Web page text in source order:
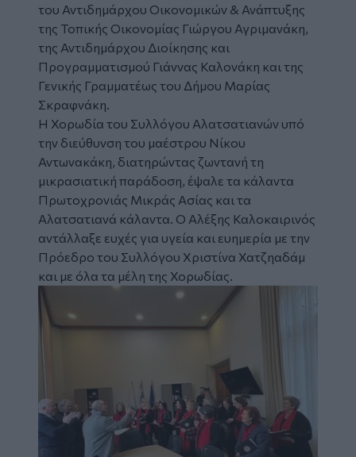
του Αντιδημάρχου Οικονομικών & Ανάπτυξης
της Τοπικής Οικονομίας Γιώργου Αγριμανάκη,
της Αντιδημάρχου Διοίκησης και
Προγραμματισμού Γιάννας Καλονάκη και της
Γενικής Γραμματέως του Δήμου Μαρίας
Σκραφνάκη.
Η Χορωδία του Συλλόγου Αλατσατιανών υπό
την διεύθυνση του μαέστρου Νίκου
Αντωνακάκη, διατηρώντας ζωντανή τη
μικρασιατική παράδοση, έψαλε τα κάλαντα
Πρωτοχρονιάς Μικράς Ασίας και τα
Αλατσατιανά κάλαντα. Ο Αλέξης Καλοκαιρινός
αντάλλαξε ευχές για υγεία και ευημερία με την
Πρόεδρο του Συλλόγου Χριστίνα Χατζηαδάμ
και με όλα τα μέλη της Χορωδίας.